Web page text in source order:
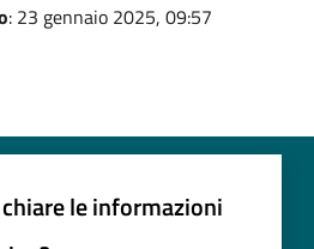
: 23 gennaio 2025, 09:57
le informazioni